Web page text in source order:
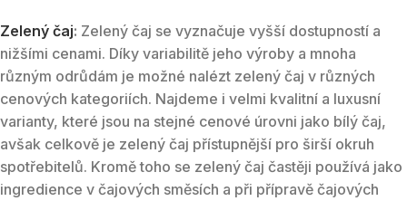
Zelený čaj: Zelený čaj se vyznačuje vyšší dostupností a
nižšími cenami. Díky variabilitě jeho výroby a mnoha
různým odrůdám je možné nalézt zelený čaj v různých
cenových kategoriích. Najdeme i velmi kvalitní a luxusní
varianty, které jsou na stejné cenové úrovni jako bílý čaj,
avšak celkově je zelený čaj přístupnější pro širší okruh
spotřebitelů. Kromě toho se zelený čaj častěji používá jako
ingredience v čajových směsích a při přípravě čajových